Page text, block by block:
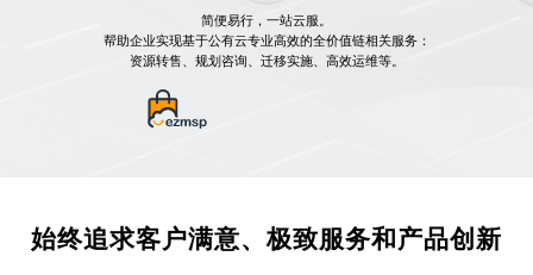
简便易行，一站云服。
帮助企业实现基于公有云专业高效的全价值链相关服务：
资源转售、规划咨询、迁移实施、高效运维等。
始终追求客户满意、极致服务和产品创新